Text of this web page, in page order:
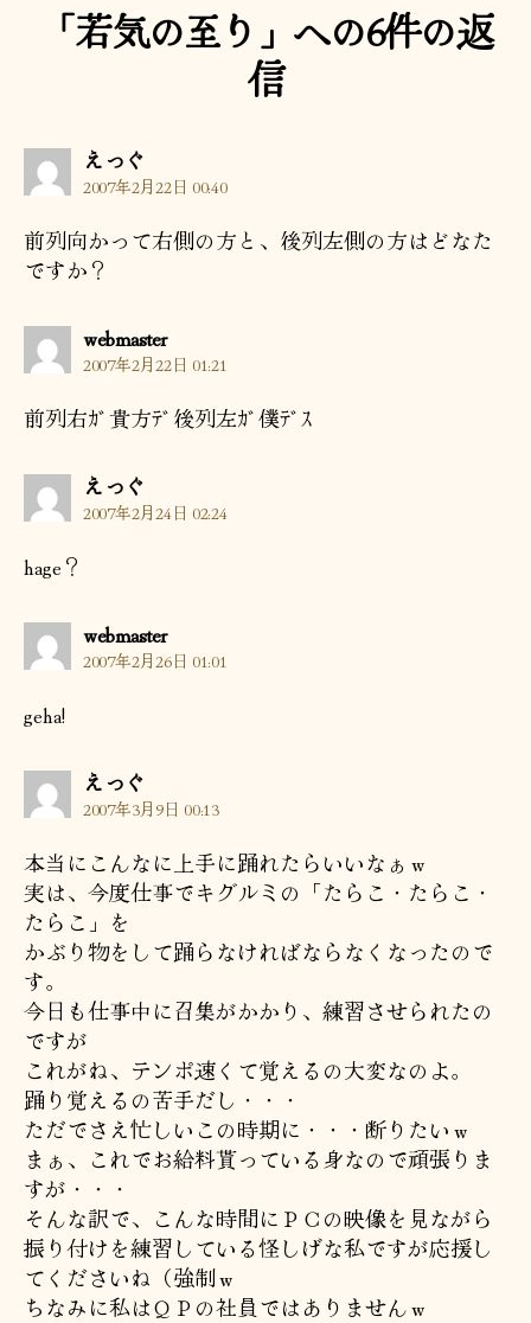
「若気の至り」への6件の返
信
えっぐ
発
言:
2007年2月22日 00:40
前列向かって右側の方と、後列左側の方はどなた
ですか？
webmasterの
発
言:
2007年2月22日 01:21
前列右ｶﾞ貴方ﾃﾞ後列左ｶﾞ僕ﾃﾞｽ
えっぐ
発
言:
2007年2月24日 02:24
hage？
webmasterの
発
言:
2007年2月26日 01:01
geha!
えっぐ
発
言:
2007年3月9日 00:13
本当にこんなに上手に踊れたらいいなぁｗ
実は、今度仕事でキグルミの「たらこ・たらこ・
たらこ」を
かぶり物をして踊らなければならなくなったので
す。
今日も仕事中に召集がかかり、練習させられたの
ですが
これがね、テンポ速くて覚えるの大変なのよ。
踊り覚えるの苦手だし・・・
ただでさえ忙しいこの時期に・・・断りたいｗ
まぁ、これでお給料貰っている身なので頑張りま
すが・・・
そんな訳で、こんな時間にＰＣの映像を見ながら
振り付けを練習している怪しげな私ですが応援し
てくださいね（強制ｗ
ちなみに私はＱＰの社員ではありませんｗ